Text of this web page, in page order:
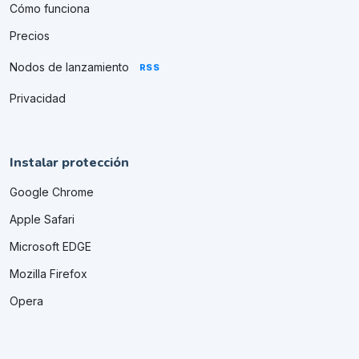
Cómo funciona
Precios
Nodos de lanzamiento RSS
Privacidad
Instalar protección
Google Chrome
Apple Safari
Microsoft EDGE
Mozilla Firefox
Opera